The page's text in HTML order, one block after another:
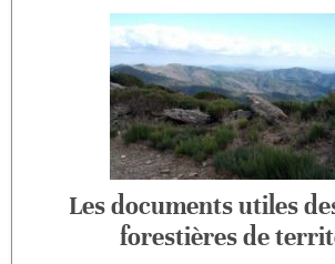
Les documents utiles
forestières de